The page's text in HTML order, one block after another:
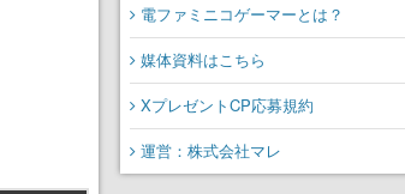
電ファミニコゲーマーとは？
媒体資料はこちら
XプレゼントCP応募規約
運営：株式会社マレ